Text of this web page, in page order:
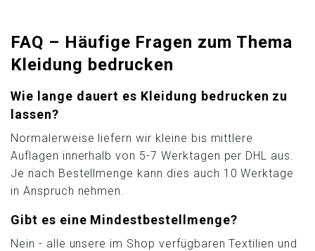
FAQ – Häufige Fragen zum Thema
Kleidung bedrucken
Wie lange dauert es Kleidung bedrucken zu
lassen?
Normalerweise liefern wir kleine bis mittlere
Auflagen innerhalb von 5-7 Werktagen per DHL aus.
Je nach Bestellmenge kann dies auch 10 Werktage
in Anspruch nehmen.
Gibt es eine Mindestbestellmenge?
Nein - alle unsere im Shop verfügbaren Textilien und